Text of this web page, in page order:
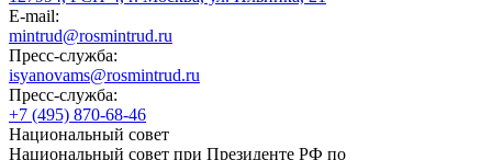
E-mail:
mintrud@rosmintrud.ru
Пресс-служба:
isyanovams@rosmintrud.ru
Пресс-служба:
+7 (495) 870-68-46
Национальный совет
Национальный совет при Президенте РФ по